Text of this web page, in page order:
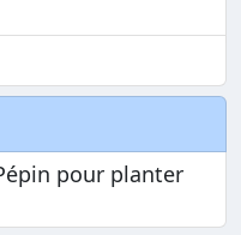
pour planter